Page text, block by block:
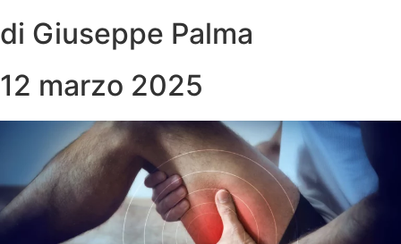
di Giuseppe Palma
12 marzo 2025